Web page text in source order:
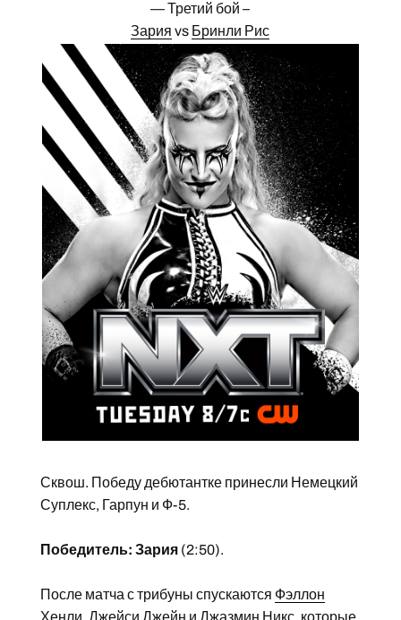
— Третий бой –
Зария vs Бринли Рис
Сквош. Победу дебютантке принесли Немецкий
Суплекс, Гарпун и Ф-5.
Победитель: Зария(2:50).
После матча с трибуны спускаются Фэллон